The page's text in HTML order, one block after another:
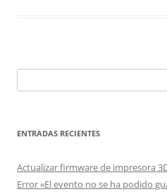
ENTRADAS RECIENTES
Actualizar firmware de impresora
Error «El evento no se ha podido